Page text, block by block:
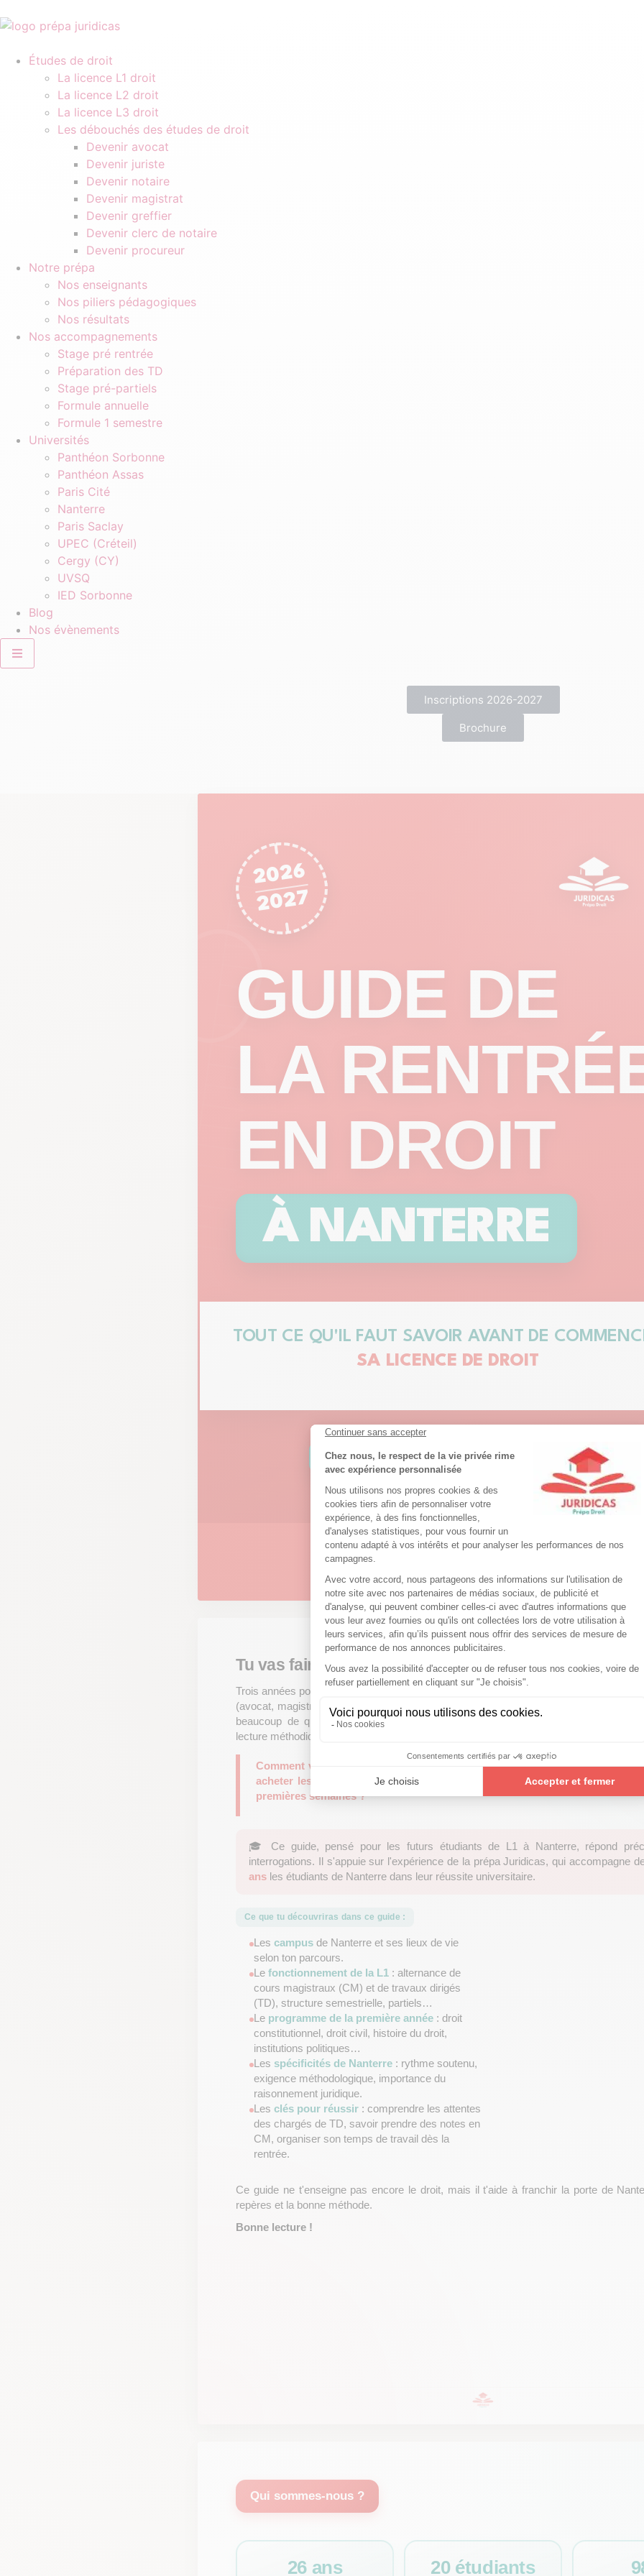
Études de droit
La licence L1 droit
La licence L2 droit
La licence L3 droit
Les débouchés des études de droit
Devenir avocat
Devenir juriste
Devenir notaire
Devenir magistrat
Devenir greffier
Devenir clerc de notaire
Devenir procureur
Notre prépa
Nos enseignants
Nos piliers pédagogiques
Nos résultats
Nos accompagnements
Stage pré rentrée
Préparation des TD
Stage pré-partiels
Formule annuelle
Formule 1 semestre
Universités
Panthéon Sorbonne
Panthéon Assas
Paris Cité
Nanterre
Paris Saclay
UPEC (Créteil)
Cergy (CY)
UVSQ
IED Sorbonne
Blog
Nos évènements
Inscriptions 2026-2027
Brochure
2026
2027
GUIDE DE
LA
EN DROIT
À NANTERRE
TOUT CE QU'IL FAUT SAVOIR AVANT DE
SA LICENCE DE DROIT
Prépa droit d'excellence depuis
Tu vas faire ta rentrée enL1 de droit à Nanterre?
Trois années pour maîtriser les bases juridiques, aiguiser ta méthode de travail et
(avocat, magistrat, juriste d'entreprise, cadre public…). Entre le « Oui » sur
beaucoup de questions surgissent : organisation des cours magistraux vs TD,
lecture méthodique des arrêts… Pas de panique, on fait le point !
Comment va se dérouler la rentrée ? Quelles sont les matières du premier
acheter les manuels tout de suite ? Et surtout : comment réussir à suivre
premières semaines ?
🎓 Ce guide, pensé pour les futurs étudiants de L1 à Nanterre, répond
interrogations. Il s'appuie sur l'expérience de la prépa Juridicas, qui accompagne
ans les étudiants de Nanterre dans leur réussite universitaire.
Ce que tu découvriras dans ce guide :
Lescampus de Nanterre et ses lieux de vie
selon ton parcours.
Lefonctionnement de la L1 : alternance de
cours magistraux (CM) et de travaux dirigés
(TD), structure semestrielle, partiels…
Le programme de la première année : droit
constitutionnel, droit civil, histoire du droit,
institutions politiques…
Les spécificités de Nanterre : rythme soutenu,
exigence méthodologique, importance du
raisonnement juridique.
Lesclés pour réussir : comprendre les attentes
des chargés de TD, savoir prendre des notes en
CM, organiser son temps de travail dès la
rentrée.
Ce guide ne t'enseigne pas encore le droit, mais il t'aide à franchir la porte de
repères et la bonne méthode.
Bonne lecture !
Qui sommes-nous ?
26 ans 20 étudiants